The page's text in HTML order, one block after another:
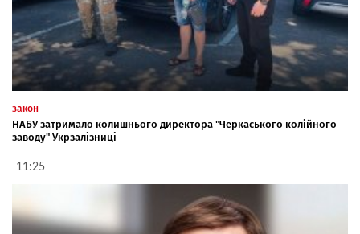
закон
НАБУ затримало колишнього директора "Черкаського колійного
заводу" Укрзалізниці
11:25